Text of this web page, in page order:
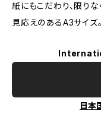
紙にもこだわり、限り
見応えのあるA3サイズ。
日本